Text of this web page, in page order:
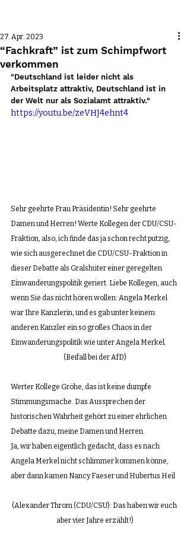
“Fachkraft” ist zum Schimpfwort
verkommen
27. Apr. 2023
"Deutschland ist leider nicht als
Arbeitsplatz attraktiv, Deutschland ist in
der Welt nur als Sozialamt attraktiv."
https://youtu.be/zeVHJ4ehnt4
Sehr geehrte Frau Präsidentin! Sehr geehrte
Damen und Herren! Werte Kollegen der CDU/CSU-
Fraktion, also, ich finde das ja schon recht putzig,
wie sich ausgerechnet die CDU/CSU-Fraktion in
dieser Debatte als Gralshüter einer geregelten
Einwanderungspolitik geriert. Liebe Kollegen, auch
wenn Sie das nicht hören wollen: Angela Merkel
war Ihre Kanzlerin, und es gab unter keinem
anderen Kanzler ein so großes Chaos in der
Einwanderungspolitik wie unter Angela Merkel.
(Beifall bei der AfD)
Werter Kollege Gröhe, das ist keine dumpfe
Stimmungsmache. Das Aussprechen der
historischen Wahrheit gehört zu einer ehrlichen
Debatte dazu, meine Damen und Herren.
Ja, wir haben eigentlich gedacht, dass es nach
Angela Merkel nicht schlimmer kommen könne,
aber dann kamen Nancy Faeser und Hubertus Heil
(Alexander Throm (CDU/CSU): Das haben wir euch
aber vier Jahre erzählt!)